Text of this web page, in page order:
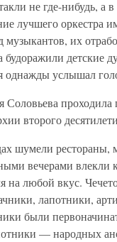
не где-нибудь, а
лучшего оркестра
их
будоражили детские
однажды услышал
проходила
второго
шумели рестораны,
вечерами влекли
на любой вкус.
лапотники,
были
— народных